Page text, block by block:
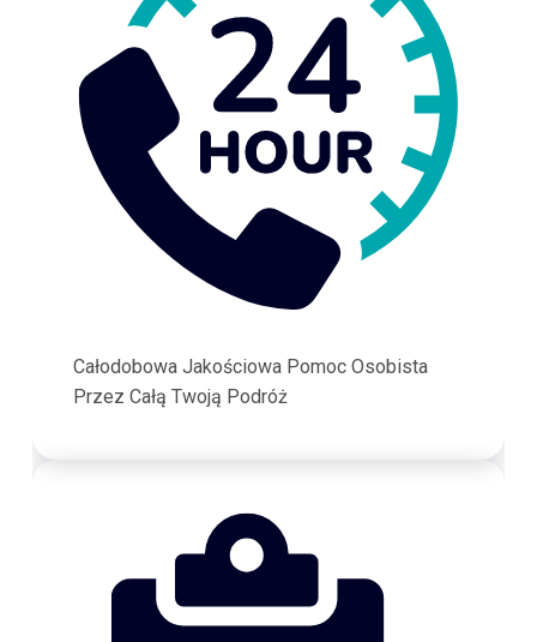
Całodobowa Jakościowa Pomoc Osobista
Przez Całą Twoją Podróż